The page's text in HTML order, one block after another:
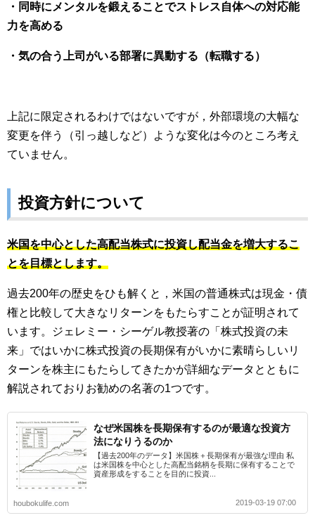
・同時にメンタルを鍛えることでストレス自体への対応能
力を高める
・気の合う上司がいる部署に異動する（転職する）
上記に限定されるわけではないですが，外部環境の大幅な
変更を伴う（引っ越しなど）ような変化は今のところ考え
ていません。
投資方針について
米国を中心とした高配当株式に投資し配当金を増大するこ
とを目標とします。
過去200年の歴史をひも解くと，米国の普通株式は現金・債
権と比較して大きなリターンをもたらすことが証明されて
います。ジェレミー・シーゲル教授著の「株式投資の未
来」ではいかに株式投資の長期保有がいかに素晴らしいリ
ターンを株主にもたらしてきたかが詳細なデータとともに
解説されておりお勧めの名著の1つです。
なぜ米国株を長期保有するのが最適な投資方
法になりうるのか
【過去200年のデータ】米国株＋長期保有が最強な理由 私
は米国株を中心とした高配当銘柄を長期に保有することで
資産形成をすることを目的に投資...
houbokulife.com 2019-03-19 07:00